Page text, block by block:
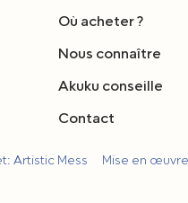
Où acheter ?
Nous connaître
Akuku conseille
Contact
Artistic Mess Mise en